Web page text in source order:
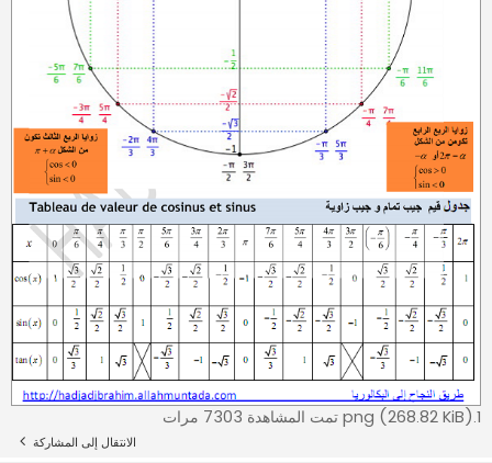
الانتقال إلى المشاركة